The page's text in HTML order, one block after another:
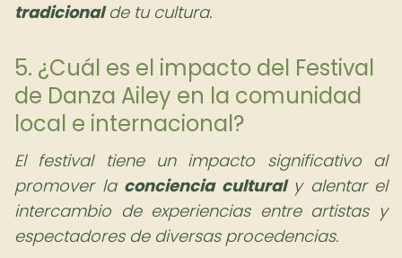
tradicionalde tu cultura.
5. ¿Cuál es el impacto del Festival
de Danza Ailey en la comunidad
local e internacional?
El festival tiene un impacto significativo al
promover la conciencia culturaly alentar el
intercambio de experiencias entre artistas y
espectadores de diversas procedencias.